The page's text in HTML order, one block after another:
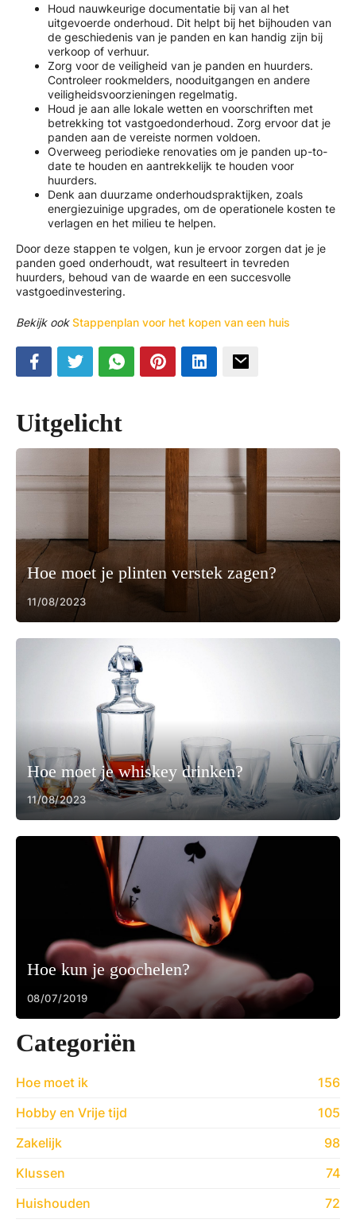
Houd nauwkeurige documentatie bij van al het
uitgevoerde onderhoud. Dit helpt bij het bijhouden van
de geschiedenis van je panden en kan handig zijn bij
verkoop of verhuur.
Zorg voor de veiligheid van je panden en huurders.
Controleer rookmelders, nooduitgangen en andere
veiligheidsvoorzieningen regelmatig.
Houd je aan alle lokale wetten en voorschriften met
betrekking tot vastgoedonderhoud. Zorg ervoor dat je
panden aan de vereiste normen voldoen.
Overweeg periodieke renovaties om je panden up-to-
date te houden en aantrekkelijk te houden voor
huurders.
Denk aan duurzame onderhoudspraktijken, zoals
energiezuinige upgrades, om de operationele kosten te
verlagen en het milieu te helpen.
Door deze stappen te volgen, kun je ervoor zorgen dat je je
panden goed onderhoudt, wat resulteert in tevreden
huurders, behoud van de waarde en een succesvolle
vastgoedinvestering.
Bekijk ookStappenplan voor het kopen van een huis
Uitgelicht
Hoe moet je plinten verstek zagen?
11/08/2023
Hoe moet je whiskey drinken?
11/08/2023
Hoe kun je goochelen?
08/07/2019
Categoriën
Hoe moet ik
156
Hobby en Vrije tijd
105
Zakelijk
98
Klussen
74
Huishouden
72